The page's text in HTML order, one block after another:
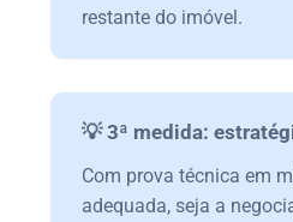
restante do imóvel.
💡 3ª medida:
Com prova técnica em
adequada, seja a